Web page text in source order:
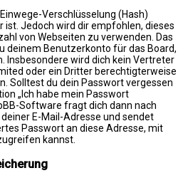
Verschlüsselung (Hash)
ist. Jedoch wird dir empfohlen, dieses
von Webseiten zu verwenden. Das
deinem Benutzerkonto für das Board,
Insbesondere wird dich kein Vertreter
oder ein Dritter berechtigterweise
Solltest du dein Passwort vergessen
„Ich habe mein Passwort
Software fragt dich dann nach
E-Mail-Adresse und sendet
Passwort an diese Adresse, mit
kannst.